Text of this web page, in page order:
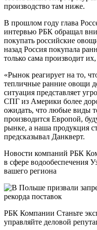
производство там ниже.
В прошлом году глава
интервью РБК обращал
покупать российские
назад Россия покупала
только сама производит
«Рынок реагирует на то,
тепличные ранние овощи
ситуация представляет
СПГ из Америки более
ожидать, что любые виды
производится Европой,
рынке, а наша продукция
предсказывал Данкверт.
Новости компаний РБК
в сфере водообеспечения
вашего региона
РБК Компании Станьте
управляйте деловой